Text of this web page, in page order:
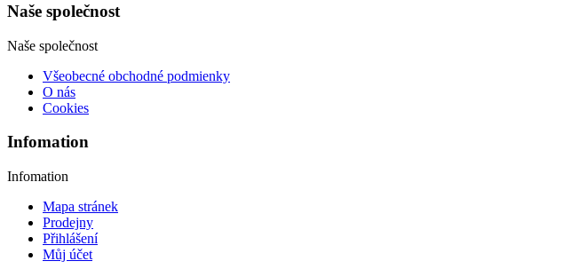
Naše společnost
Naše společnost
Všeobecné obchodné podmienky
O nás
Cookies
Infomation
Infomation
Mapa stránek
Prodejny
Přihlášení
Můj účet